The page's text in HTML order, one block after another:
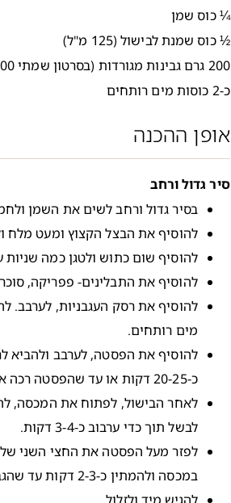
¼ כוס שמן
½ כוס שמנת לבישול (125 מ"ל)
200 גרם גבינות מגורדות (בסרטון שמתי 100 גרם מוצרלה ו-100 גרם גבינה צהובה)
כ-2 כוסות מים רותחים
אופן ההכנה
סיר גדול ורחב
בסיר גדול ורחב לשים את השמן
להוסיף את הבצל הקצוץ ומעט מלח ולטגן כ-10-15 דקות או עד
להוסיף שום כתוש ולטגן כמה
להוסיף את התבלינים- פפריקה,
להוסיף את רסק העגבניות, לערבב.
מים רותחים.
להוסיף את הפסטה, לערבב ולהביא
כ-20-25 דקות או עד שהפסטה רכה אבל לא יותר מדיי.
לאחר הבישול, לפתוח את המכסה,
לבשל תוך כדי ערבוב כ-3-4 דקות.
לפזר מעל הפסטה את החצי השני של
במכסה ולהמתין כ-2-3 דקות עד שהגבינות נמסות.